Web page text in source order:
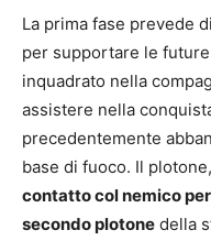
La prima fase prevede di
per supportare le
inquadrato nella
assistere nella
precedentemente
base di fuoco. Il
contatto col nemico
secondo plotone della